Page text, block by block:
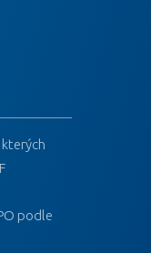
podle